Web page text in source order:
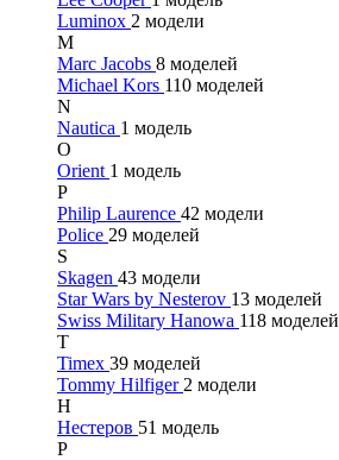
Luminox 2 модели
M
Marc Jacobs 8 моделей
Michael Kors 110 моделей
N
Nautica 1 модель
O
Orient 1 модель
P
Philip Laurence 42 модели
Police 29 моделей
S
Skagen 43 модели
Star Wars by Nesterov 13 моделей
Swiss Military Hanowa 118 моделей
T
Timex 39 моделей
Tommy Hilfiger 2 модели
Н
Нестеров 51 модель
Р